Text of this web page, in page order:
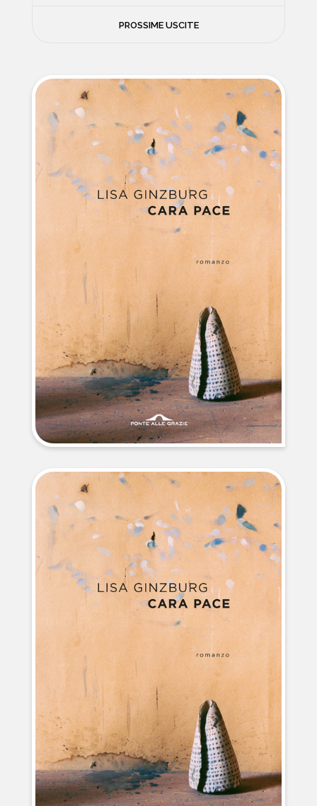
NEWS
SCIENZE
NATURA E VIAGGI
POLITICA E INCHIESTE
STORIE STRAORDINARIE
MUSICA E ARTE
CUCINA E SALUTE
FUORI SCAFFALE
PROSSIME USCITE